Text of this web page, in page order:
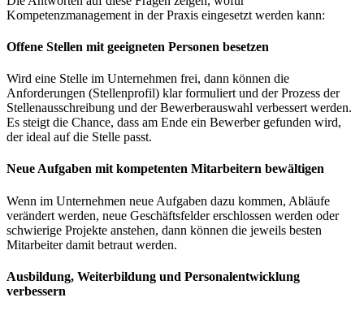
Kompetenzmanagement in der Praxis eingesetzt werden kann:
Offene Stellen mit geeigneten Personen besetzen
Wird eine Stelle im Unternehmen frei, dann können die
Anforderungen (Stellenprofil) klar formuliert und der Prozess der
Stellenausschreibung und der Bewerberauswahl verbessert werden.
Es steigt die Chance, dass am Ende ein Bewerber gefunden wird,
der ideal auf die Stelle passt.
Neue Aufgaben mit kompetenten Mitarbeitern bewältigen
Wenn im Unternehmen neue Aufgaben dazu kommen, Abläufe
verändert werden, neue Geschäftsfelder erschlossen werden oder
schwierige Projekte anstehen, dann können die jeweils besten
Mitarbeiter damit betraut werden.
Ausbildung, Weiterbildung und Personalentwicklung
verbessern